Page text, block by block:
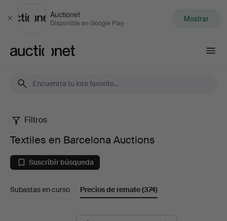
Cerrar
Auctionet
Disponible en Google Play Mostrar
Textiles
en
Barcelona
Auctions
Filtros
Textiles en Barcelona Auctions
Suscribir búsqueda
Subastas en curso Precios de remate(374)